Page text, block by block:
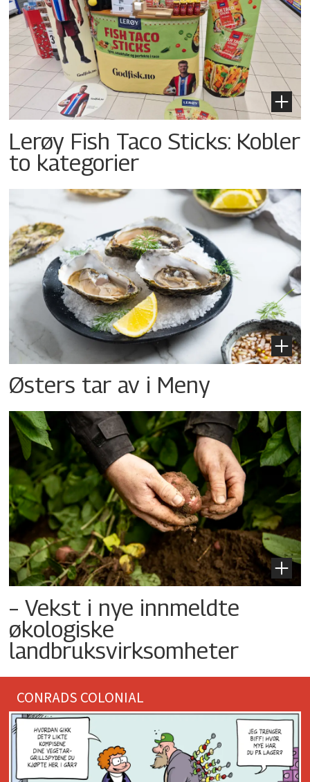
Lerøy Fish Taco Sticks: Kobler
to kategorier
Østers tar av i Meny
– Vekst i nye innmeldte
økologiske
landbruksvirksomheter
CONRADS COLONIAL